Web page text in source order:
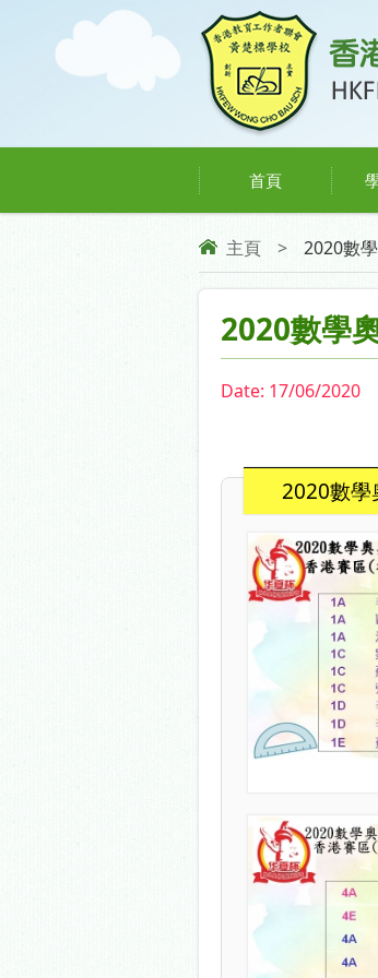
首頁
主頁 > 2020數
2020數學
Date: 17/06/2020
2020數學